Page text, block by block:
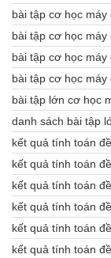
bài tập cơ học máy
bài tập cơ học máy
bài tập cơ học
bài tập cơ học
bài tập lớn cơ học
danh sách bài tập
kết quả tính toán
kết quả tính toán
kết quả tính toán
kết quả tính toán
kết quả tính toán
kết quả tính toán